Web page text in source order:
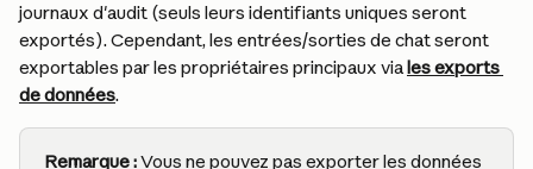
journaux d'audit (seuls leurs identifiants uniques seront
exportés). Cependant, les entrées/sorties de chat seront
exportables par les propriétaires principaux via les exports
de données.
Remarque : Vous ne pouvez pas exporter les données